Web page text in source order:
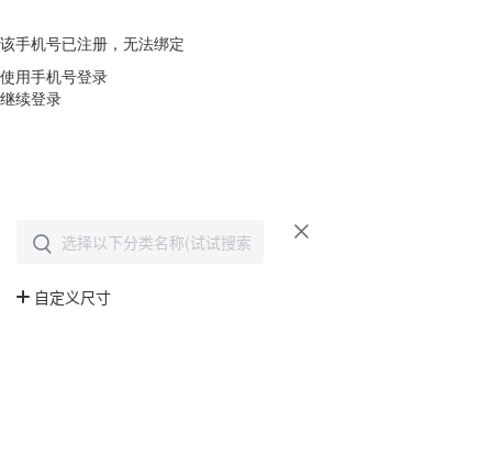
该手机号已注册，无法绑定
使用手机号登录
继续登录